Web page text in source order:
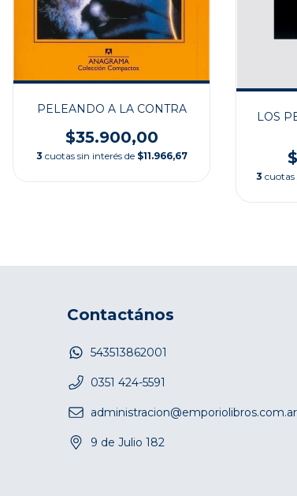
PELEANDO A LA CONTRA
$35.900,00
3 cuotas sin interés de $11.966,67
LOS
3 cuotas
Contactános
543513862001
0351 424-5591
administracion@emporiolibros.com.ar
9 de Julio 182